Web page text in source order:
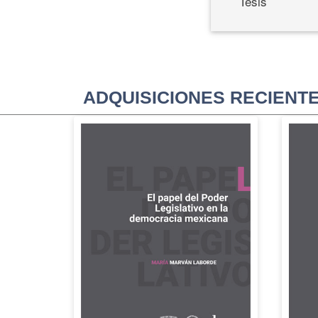
ADQUISICIONES